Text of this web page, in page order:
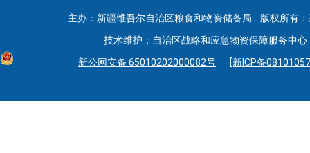
主办：新疆维吾尔自治区粮食和物资储备局 版权所有
技术维护：自治区战略和应急物资保障服务中
新公网安备 65010202000082号
[新ICP备